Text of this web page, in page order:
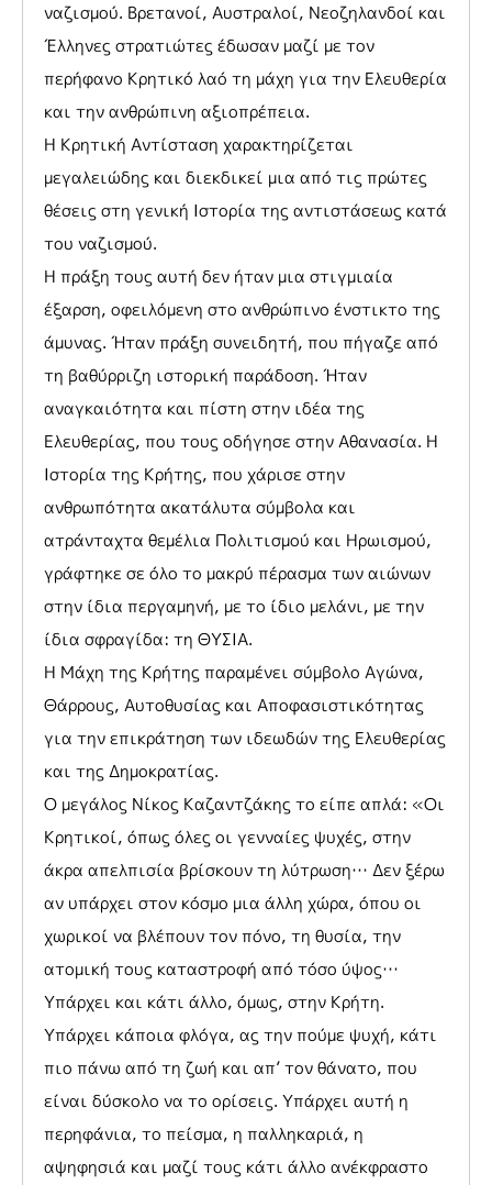
ναζισμού. Βρετανοί, Αυστραλοί, Νεοζηλανδοί και
Έλληνες στρατιώτες έδωσαν μαζί με τον
περήφανο Κρητικό λαό τη μάχη για την Ελευθερία
και την ανθρώπινη αξιοπρέπεια.
Η Κρητική Αντίσταση χαρακτηρίζεται
μεγαλειώδης και διεκδικεί μια από τις πρώτες
θέσεις στη γενική Ιστορία της αντιστάσεως κατά
του ναζισμού.
Η πράξη τους αυτή δεν ήταν μια στιγμιαία
έξαρση, οφειλόμενη στο ανθρώπινο ένστικτο της
άμυνας. Ήταν πράξη συνειδητή, που πήγαζε από
τη βαθύρριζη ιστορική παράδοση. Ήταν
αναγκαιότητα και πίστη στην ιδέα της
Ελευθερίας, που τους οδήγησε στην Αθανασία. Η
Ιστορία της Κρήτης, που χάρισε στην
ανθρωπότητα ακατάλυτα σύμβολα και
ατράνταχτα θεμέλια Πολιτισμού και Ηρωισμού,
γράφτηκε σε όλο το μακρύ πέρασμα των αιώνων
στην ίδια περγαμηνή, με το ίδιο μελάνι, με την
ίδια σφραγίδα: τη ΘΥΣΙΑ.
Η Μάχη της Κρήτης παραμένει σύμβολο Αγώνα,
Θάρρους, Αυτοθυσίας και Αποφασιστικότητας
για την επικράτηση των ιδεωδών της Ελευθερίας
και της Δημοκρατίας.
Ο μεγάλος Νίκος Καζαντζάκης το είπε απλά: «Οι
Κρητικοί, όπως όλες οι γενναίες ψυχές, στην
άκρα απελπισία βρίσκουν τη λύτρωση… Δεν ξέρω
αν υπάρχει στον κόσμο μια άλλη χώρα, όπου οι
χωρικοί να βλέπουν τον πόνο, τη θυσία, την
ατομική τους καταστροφή από τόσο ύψος…
Υπάρχει και κάτι άλλο, όμως, στην Κρήτη.
Υπάρχει κάποια φλόγα, ας την πούμε ψυχή, κάτι
πιο πάνω από τη ζωή και απ’ τον θάνατο, που
είναι δύσκολο να το ορίσεις. Υπάρχει αυτή η
περηφάνια, το πείσμα, η παλληκαριά, η
αψηφησιά και μαζί τους κάτι άλλο ανέκφραστο